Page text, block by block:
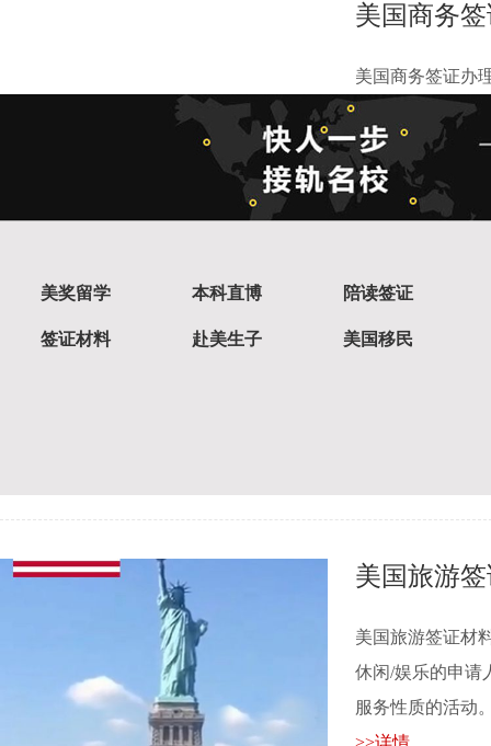
美国商务
美国商务签证办
可申请B1/B2类
(符合免面......
>>详情
美国探亲
美国旅游
美国旅游签证材
休闲/娱乐的申请
服务性质的活动
>>详情
美奖留学 本科直博 陪读签证
签证材料 赴美生子 美国移民